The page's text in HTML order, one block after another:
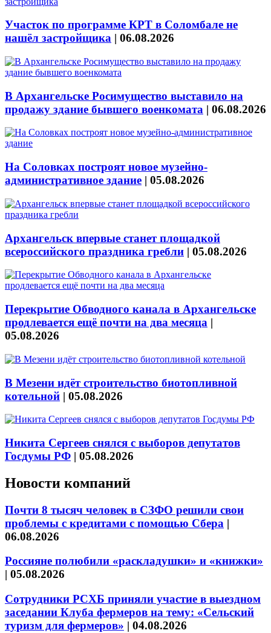
Участок по программе КРТ в Соломбале не
нашёл застройщика | 06.08.2026
В Архангельске Росимущество выставило на
продажу здание бывшего военкомата | 06.08.2026
На Соловках построят новое музейно-
административное здание | 05.08.2026
Архангельск впервые станет площадкой
всероссийского праздника гребли | 05.08.2026
Перекрытие Обводного канала в Архангельске
продлевается ещё почти на два месяца |
05.08.2026
В Мезени идёт строительство биотопливной
котельной | 05.08.2026
Никита Сергеев снялся с выборов депутатов
Госдумы РФ | 05.08.2026
Новости компаний
Почти 8 тысяч человек в СЗФО решили свои
проблемы с кредитами с помощью Сбера |
06.08.2026
Россияне полюбили «раскладушки» и «книжки»
| 05.08.2026
Сотрудники РСХБ приняли участие в выездном
заседании Клуба фермеров на тему: «Сельский
туризм для фермеров» | 04.08.2026